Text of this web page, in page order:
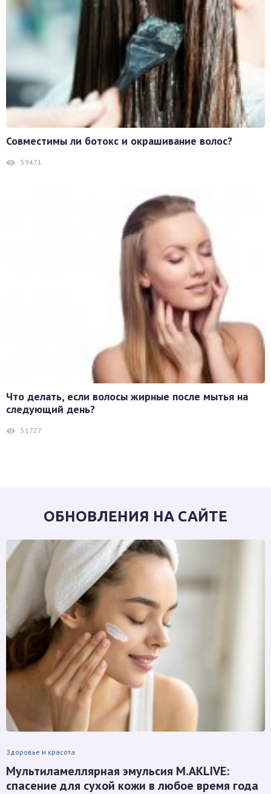
Совместимы ли ботокс и окрашивание волос?
59471
Что делать, если волосы жирные после мытья на
следующий день?
51727
ОБНОВЛЕНИЯ НА САЙТЕ
Здоровье и красота
Мультиламеллярная эмульсия M.AKLIVE:
спасение для сухой кожи в любое время года